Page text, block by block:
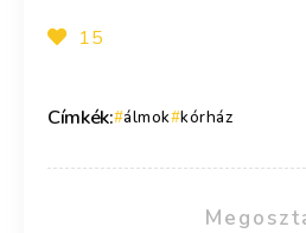
15
Címkék: álmok kórház